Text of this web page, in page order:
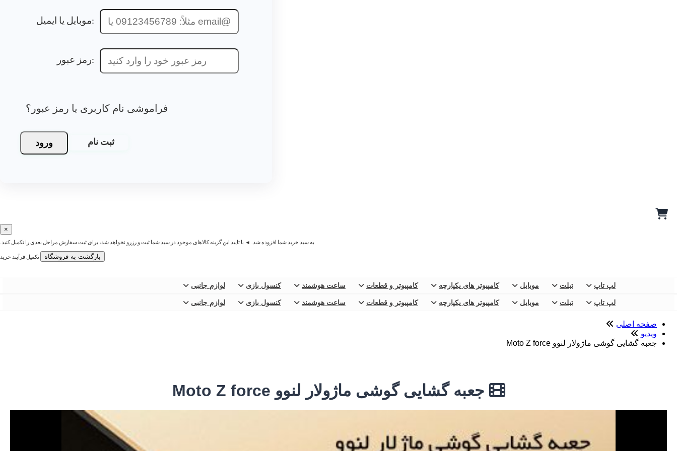
موبایل یا ایمیل:
رمز عبور:
فراموشی نام کاربری یا رمز عبور؟
ورود ثبت نام
×
به سبد خرید شما افزوده شد. ◄ با تایید این گزینه کالاهای موجود در سبد شما ثبت و رزرو نخواهد شد، برای ثبت سفارش مراحل بعدی را تکمیل کنید.
بازگشت به فروشگاه تکمیل فرآیند خرید
لپ تاپ تبلت موبایل کامپیوتر های یکپارچه کامپیوتر و قطعات ساعت هوشمند کنسول بازی لوازم جانبی
لپ تاپ تبلت موبایل کامپیوتر های یکپارچه کامپیوتر و قطعات ساعت هوشمند کنسول بازی لوازم جانبی
صفحه اصلی
ویدیو
جعبه گشایی گوشی ماژولار لنوو Moto Z force
جعبه گشایی گوشی ماژولار لنوو Moto Z force